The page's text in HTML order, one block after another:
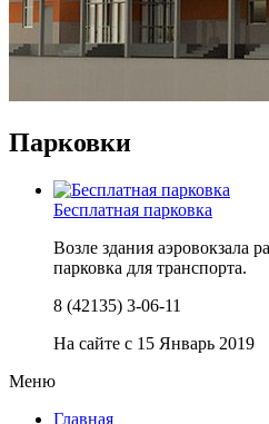
Парковки
Бесплатная парковка
Возле здания аэровокзала
парковка для транспорта.
8 (42135) 3-06-11
На сайте с 15 Январь 2019
Меню
Главная